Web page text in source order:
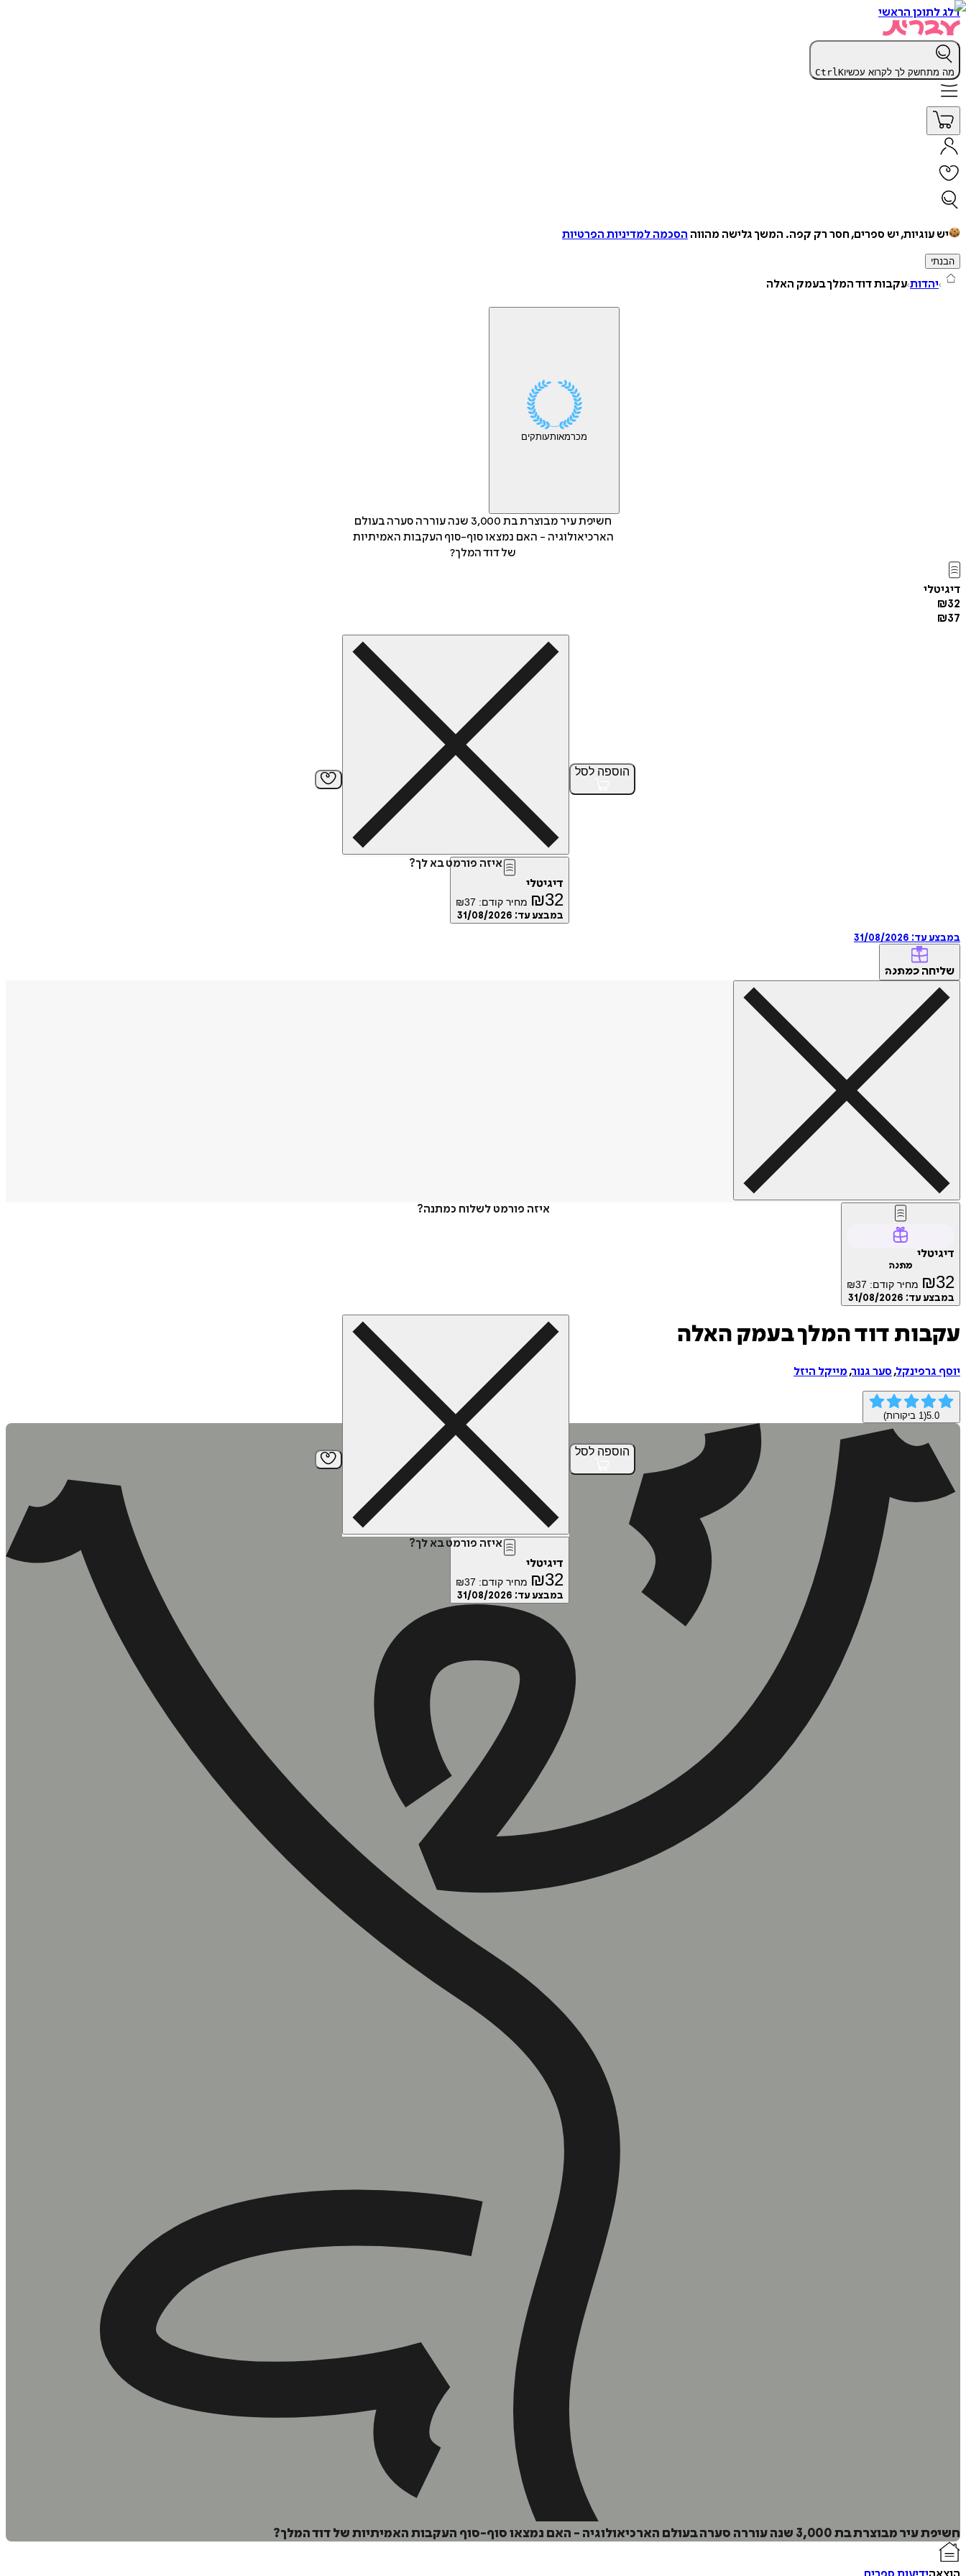
דלג לתוכן הראשי
מה מתחשק לך לקרוא עכשיו CtrlK
יש עוגיות, יש ספרים, חסר רק קפה. המשך גלישה מהווה הסכמה למדיניות הפרטיות
הבנתי
יהדות עקבות דוד המלך בעמק האלה
מכרמאותעותקים
חשיפת עיר מבוצרת בת 3,000 שנה עוררה סערה בעולם
הארכיאולוגיה - האם נמצאו סוף-סוף העקבות האמיתיות
של דוד המלך?
דיגיטלי
₪32
₪37
הוספה לסל
איזה פורמט בא לך?
דיגיטלי
₪32 מחיר קודם: ₪37
במבצע עד: 31/08/2026
במבצע עד: 31/08/2026
שליחה כמתנה
איזה פורמט לשלוח כמתנה?
דיגיטלי
מתנה
₪32 מחיר קודם: ₪37
במבצע עד: 31/08/2026
הוספה לסל
איזה פורמט בא לך?
דיגיטלי
₪32 מחיר קודם: ₪37
במבצע עד: 31/08/2026
עקבות דוד המלך בעמק האלה
יוסף גרפינקל,סער גנור,מייקל היזל
5.0
(
1 ביקורות)
חשיפת עיר מבוצרת בת 3,000 שנה עוררה סערה בעולם הארכיאולוגיה - האם נמצאו סוף-סוף העקבות האמיתיות של דוד המלך?